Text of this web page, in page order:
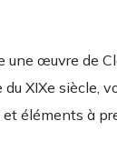
une œuvre de
XIXe siècle,
éléments à